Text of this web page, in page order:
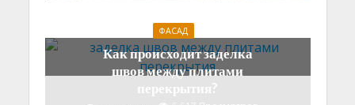
ФАСАД
Как происходит заделка
швов между плитами
перекрытия?